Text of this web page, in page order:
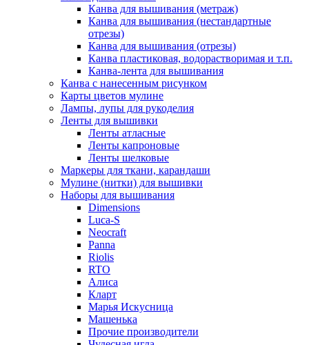
Канва для вышивания (метраж)
Канва для вышивания (нестандартные
отрезы)
Канва для вышивания (отрезы)
Канва пластиковая, водорастворимая и т.п.
Канва-лента для вышивания
Канва с нанесенным рисунком
Карты цветов мулине
Лампы, лупы для рукоделия
Ленты для вышивки
Ленты атласные
Ленты капроновые
Ленты шелковые
Маркеры для ткани, карандаши
Мулине (нитки) для вышивки
Наборы для вышивания
Dimensions
Luca-S
Neocraft
Panna
Riolis
RTO
Алиса
Кларт
Марья Искусница
Машенька
Прочие производители